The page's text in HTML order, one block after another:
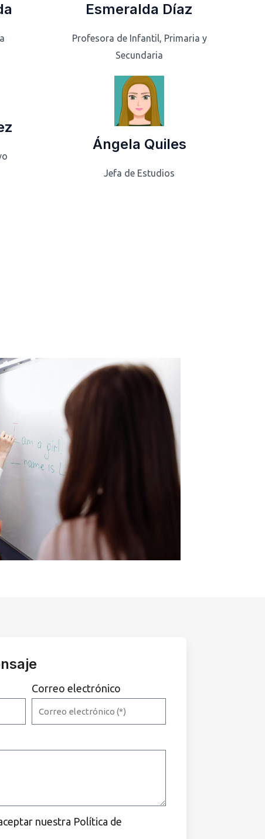
Esmeralda Díaz
Profesora de Infantil, Primaria y
Secundaria
Ángela Quiles
Jefa de Estudios
Correo electrónico
nuestra Política de